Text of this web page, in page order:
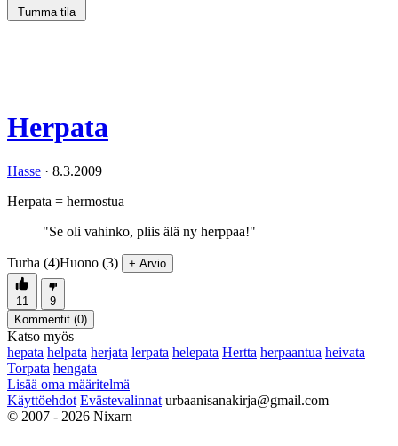
Tumma tila
Herpata
Hasse · 8.3.2009
Herpata = hermostua
"Se oli vahinko, pliis älä ny herppaa!"
Turha (4)Huono (3) + Arvio
11
9
Kommentit (0)
Katso myös
hepata helpata herjata lerpata helepata Hertta herpaantua heivata
Torpata hengata
Lisää oma määritelmä
Käyttöehdot Evästevalinnat urbaanisanakirja@gmail.com
© 2007 - 2026 Nixarn